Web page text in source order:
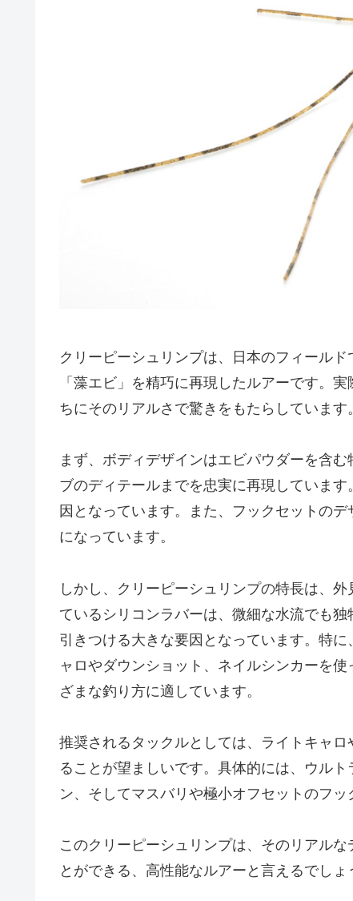
クリーピーシュリンプは、日本のフィール
「藻エビ」を精巧に再現したルアーです。
ちにそのリアルさで驚きをもたらしています。
まず、ボディデザインはエビパウダーを含
ブのディテールまでを忠実に再現していま
因となっています。また、フックセットの
になっています。
しかし、クリーピーシュリンプの特長は、
ているシリコンラバーは、微細な水流でも
引きつける大きな要因となっています。特
ャロやダウンショット、ネイルシンカーを
ざまな釣り方に適しています。
推奨されるタックルとしては、ライトキャ
ることが望ましいです。具体的には、ウル
ン、そしてマスバリや極小オフセットのフッ
このクリーピーシュリンプは、そのリアル
とができる、高性能なルアーと言えるでしょ